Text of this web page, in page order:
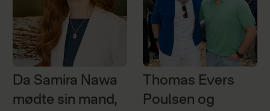
Da Samira Nawa
mødte sin mand,
Thomas Evers
Poulsen og